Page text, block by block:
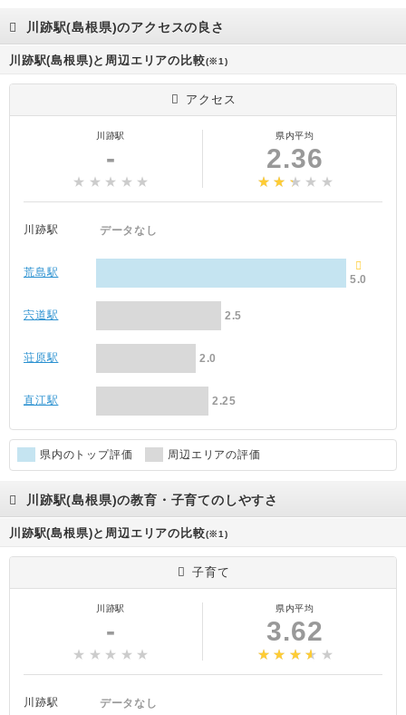
川跡駅(島根県)のアクセスの良さ
川跡駅(島根県)と周辺エリアの比較(※1)
アクセス
川跡駅
-
県内平均
2.36
川跡駅 データなし
荒島駅
5.0
宍道駅 2.5
荘原駅 2.0
直江駅 2.25
県内のトップ評価 周辺エリアの評価
川跡駅(島根県)の教育・子育てのしやすさ
川跡駅(島根県)と周辺エリアの比較(※1)
子育て
川跡駅
-
県内平均
3.62
川跡駅 データなし